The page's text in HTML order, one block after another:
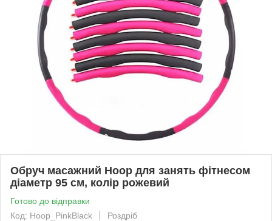
Обруч масажний Hoop для занять фітнесом
діаметр 95 см, колір рожевий
Готово до відправки
Код: Hoop_PinkBlack
Роздріб